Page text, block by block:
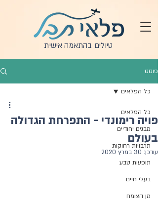
טיולים בהתאמה אישית
פוסט
כל הפלאים
מבנים יחודיים
תרבויות רחוקות
תופעות טבע
בעלי חיים
מן הצומח
כל הפלאים
פויה רימונדי - התפרחת הגדולה
בעולם
עודכן: 30 במרץ 2020